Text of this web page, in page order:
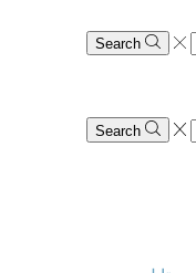
Search
Search